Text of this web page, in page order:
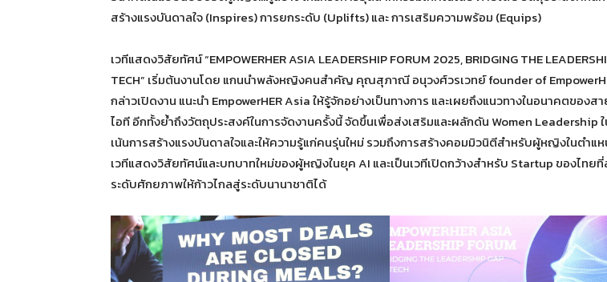
สร้างแรงบันดาลใจ (Inspires) การยกระดับ (Uplifts) และ การเสริมความพร้อม (Equips)
เวทีแสดงวิสัยทัศน์ “EMPOWERHER ASIA LEADERSHIP FORUM 2025, BRIDGING THE
TECH” เริ่มต้นงานโดย แกนนำพลังหญิงคนสำคัญ คุณสุภาณี อนุวงศ์วรเวทย์ founder of
กล่าวเปิดงาน แนะนำ EmpowerHER Asia ให้รู้จักอย่างเป็นทางการ และเผยถึงแนวทางในอนาคตของส
ไอที อีกทั้งย้ำถึงวัตถุประสงค์ในการจัดงานครั้งนี้ จัดขึ้นเพื่อส่งเสริมและผลักดัน Women Leadership ใ
เน้นการสร้างแรงบันดาลใจและให้ความรู้แก่คนรุ่นใหม่ รวมถึงการสร้างคอมมิวนิตีสำหรับผู้หญิงในตำแ
เวทีแสดงวิสัยทัศน์และบทบาทใหม่ของผู้หญิงในยุค AI และเป็นเวทีเปิดกว้างสำหรับ Startup ของไทย
ระดับศักยภาพให้ก้าวไกลสู่ระดับนานาชาติได้